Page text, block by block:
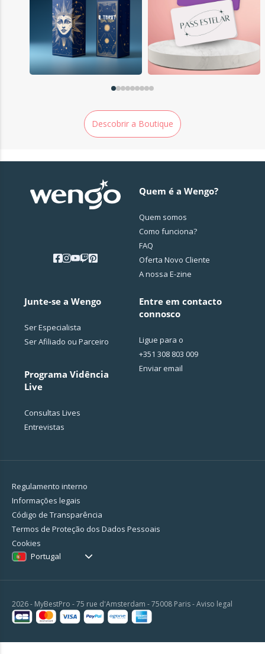
Descobrir a Boutique
Quem é a Wengo?
Quem somos
Como funciona?
FAQ
Oferta Novo Cliente
A nossa E-zine
Junte-se a Wengo
Ser Especialista
Ser Afiliado ou Parceiro
Programa Vidência
Live
Consultas Lives
Entrevistas
Entre em contacto
connosco
Ligue para o
+351 308 803 009
Enviar email
Regulamento interno
Informações legais
Código de Transparência
Termos de Proteção dos Dados Pessoais
Cookies
Portugal
2026 - MyBestPro - 75 rue d'Amsterdam - 75008 Paris -Aviso legal